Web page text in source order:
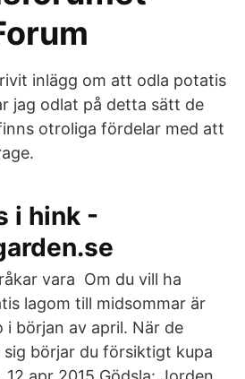
inlägg om att odla potatis
jag odlat på detta sätt de
otroliga fördelar med att
i hink -
vara Om du vill ha
lagom till midsommar är
början av april. När de
börjar du försiktigt kupa